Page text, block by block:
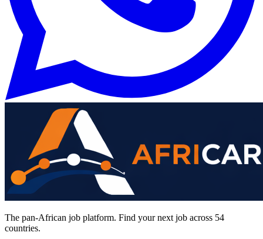
The pan-African job platform. Find your next job across 54
countries.